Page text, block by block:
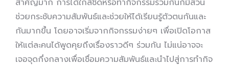
สำคัญมาก การได้ใกล้ชิดหรือทำกิจกรรมร่วมกันก็มีส่วน
ช่วยกระชับความสัมพันธ์และช่วยให้ได้เรียนรู้ตัวตนกันและ
กันมากขึ้น โดยอาจเริ่มจากกิจกรรมง่ายๆ เพื่อเปิดโอกาส
ให้แต่ละคนได้พูดคุยถึงเรื่องราวดีๆ ร่วมกัน ไม่แน่อาจจะ
เจอจุดกึ่งกลางเพื่อเชื่อมความสัมพันธ์และนำไปสู่การทำกิจ